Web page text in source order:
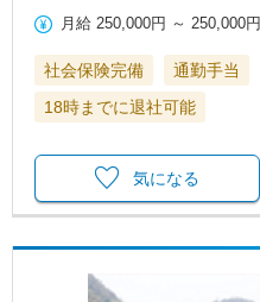
月給 250,000円 ～ 250,000円
社会保険完備 通勤手当
18時までに退社可能
気になる